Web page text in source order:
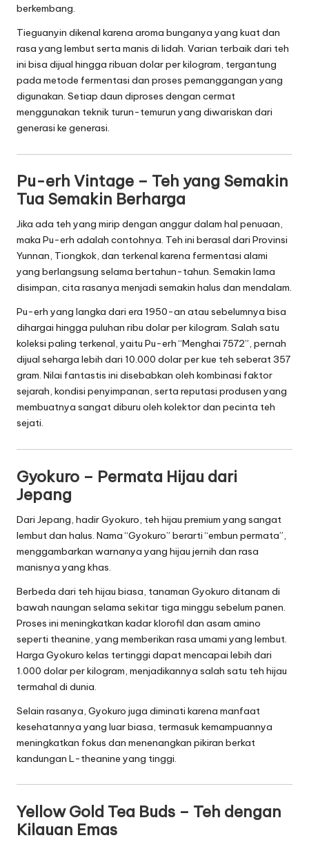
berkembang.
Tieguanyin dikenal karena aroma bunganya yang kuat dan
rasa yang lembut serta manis di lidah. Varian terbaik dari teh
ini bisa dijual hingga ribuan dolar per kilogram, tergantung
pada metode fermentasi dan proses pemanggangan yang
digunakan. Setiap daun diproses dengan cermat
menggunakan teknik turun-temurun yang diwariskan dari
generasi ke generasi.
Pu-erh Vintage – Teh yang Semakin
Tua Semakin Berharga
Jika ada teh yang mirip dengan anggur dalam hal penuaan,
maka Pu-erh adalah contohnya. Teh ini berasal dari Provinsi
Yunnan, Tiongkok, dan terkenal karena fermentasi alami
yang berlangsung selama bertahun-tahun. Semakin lama
disimpan, cita rasanya menjadi semakin halus dan mendalam.
Pu-erh yang langka dari era 1950-an atau sebelumnya bisa
dihargai hingga puluhan ribu dolar per kilogram. Salah satu
koleksi paling terkenal, yaitu Pu-erh “Menghai 7572”, pernah
dijual seharga lebih dari 10.000 dolar per kue teh seberat 357
gram. Nilai fantastis ini disebabkan oleh kombinasi faktor
sejarah, kondisi penyimpanan, serta reputasi produsen yang
membuatnya sangat diburu oleh kolektor dan pecinta teh
sejati.
Gyokuro – Permata Hijau dari
Jepang
Dari Jepang, hadir Gyokuro, teh hijau premium yang sangat
lembut dan halus. Nama “Gyokuro” berarti “embun permata”,
menggambarkan warnanya yang hijau jernih dan rasa
manisnya yang khas.
Berbeda dari teh hijau biasa, tanaman Gyokuro ditanam di
bawah naungan selama sekitar tiga minggu sebelum panen.
Proses ini meningkatkan kadar klorofil dan asam amino
seperti theanine, yang memberikan rasa umami yang lembut.
Harga Gyokuro kelas tertinggi dapat mencapai lebih dari
1.000 dolar per kilogram, menjadikannya salah satu teh hijau
termahal di dunia.
Selain rasanya, Gyokuro juga diminati karena manfaat
kesehatannya yang luar biasa, termasuk kemampuannya
meningkatkan fokus dan menenangkan pikiran berkat
kandungan L-theanine yang tinggi.
Yellow Gold Tea Buds – Teh dengan
Kilauan Emas